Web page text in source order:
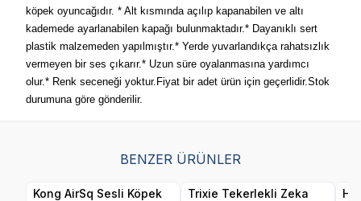
köpek oyuncağıdır. * Alt kısmında açılıp kapanabilen ve altı
kademede ayarlanabilen kapağı bulunmaktadır.* Dayanıklı sert
plastik malzemeden yapılmıştır.* Yerde yuvarlandıkça rahatsızlık
vermeyen bir ses çıkarır.* Uzun süre oyalanmasına yardımcı
olur.* Renk seceneği yoktur.Fiyat bir adet ürün için geçerlidir.Stok
durumuna göre gönderilir.
BENZER ÜRÜNLER
Kong AirSq Sesli Köpek
Trixie Tekerlekli Zeka